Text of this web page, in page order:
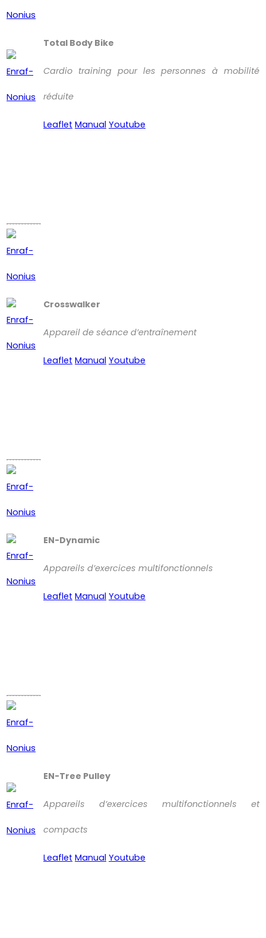
Total Body Bike
Cardio training pour les personnes à mobilité
réduite
Leaflet Manual Youtube
Crosswalker
Appareil de séance d’entraînement
Leaflet Manual Youtube
EN-Dynamic
Appareils d’exercices multifonctionnels
Leaflet Manual Youtube
EN-Tree Pulley
Appareils d’exercices multifonctionnels et
compacts
Leaflet Manual Youtube